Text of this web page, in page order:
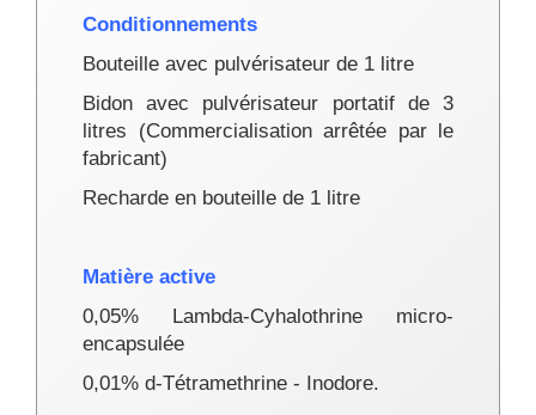
Conditionnements
Bouteille avec pulvérisateur de 1 litre
Bidon avec pulvérisateur portatif de 3
litres (Commercialisation arrêtée par le
fabricant)
Recharde en bouteille de 1 litre
Matière active
0,05% Lambda-Cyhalothrine micro-
encapsulée
0,01% d-Tétramethrine - Inodore.